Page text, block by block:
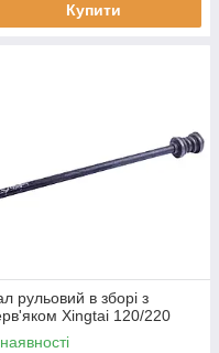
Купити
рульовий в зборі з
Xingtai 120/220